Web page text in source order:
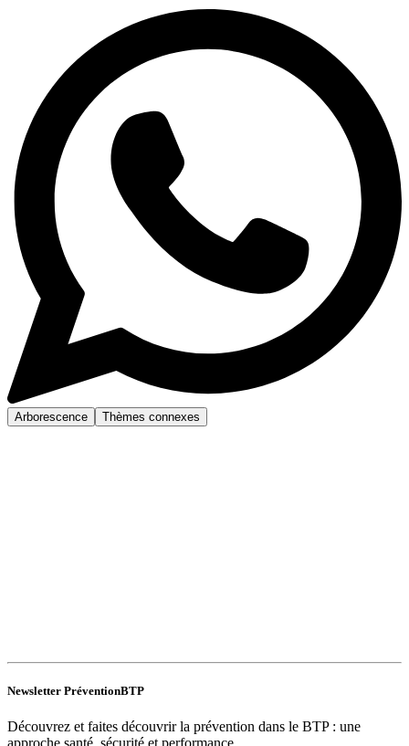
Arborescence Thèmes connexes
Newsletter PréventionBTP
Découvrez et faites découvrir la prévention dans le BTP : une
approche santé, sécurité et performance.